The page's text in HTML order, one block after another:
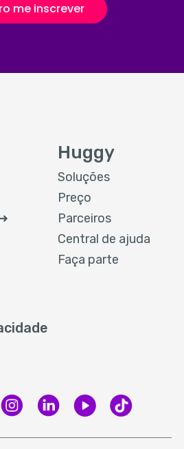
me inscrever
Huggy
Soluções
Preço
Parceiros
Central de ajuda
Faça parte